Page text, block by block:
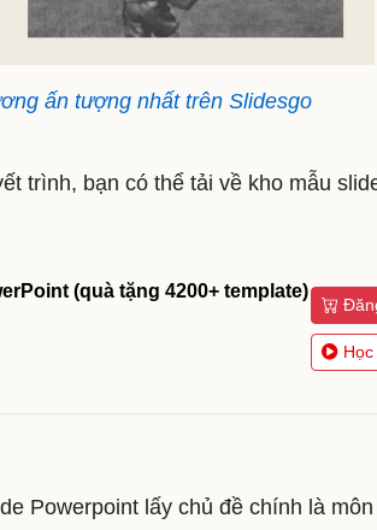
ấn tượng nhất trên Slidesgo
trình, bạn có thể tải về kho mẫu
(quà tặng 4200+ template)
Powerpoint lấy chủ đề chính là